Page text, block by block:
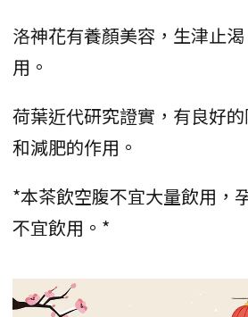
洛神花有養顏美容，生津止
用。
荷葉近代研究證實，有良好
和減肥的作用。
*本茶飲空腹不宜大量飲用，
不宜飲用。*